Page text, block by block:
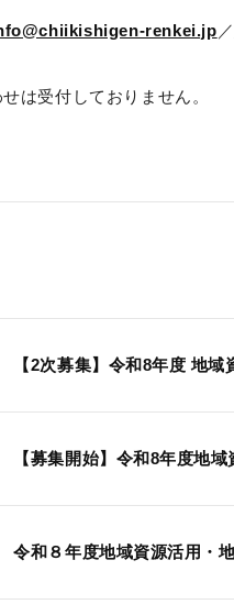
renkei.jp ／
は受付しておりません。
【2次募集】令和8年度 地
【募集開始】令和8年度地
令和８年度地域資源活用・